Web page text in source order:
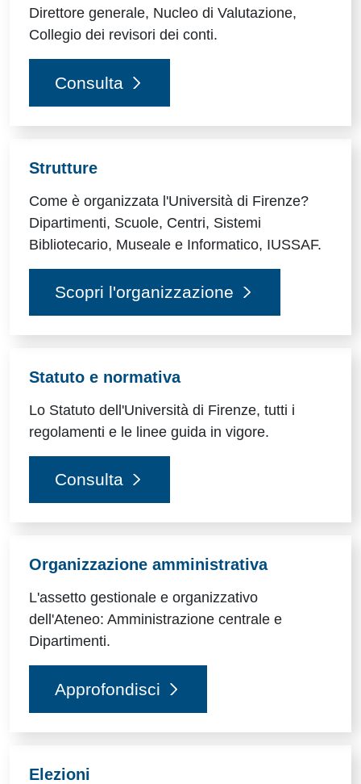
Direttore generale, Nucleo di Valutazione,
Collegio dei revisori dei conti.
Consulta
Strutture
Come è organizzata l'Università di Firenze?
Dipartimenti, Scuole, Centri, Sistemi
Bibliotecario, Museale e Informatico, IUSSAF.
Scopri l'organizzazione
Statuto e normativa
Lo Statuto dell'Università di Firenze, tutti i
regolamenti e le linee guida in vigore.
Consulta
Organizzazione amministrativa
L'assetto gestionale e organizzativo
dell'Ateneo: Amministrazione centrale e
Dipartimenti.
Approfondisci
Elezioni